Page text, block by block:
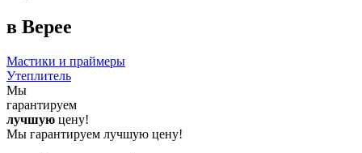
в Верее
Мастики и праймеры
Утеплитель
Мы
гарантируем
лучшую цену!
Мы гарантируем лучшую цену!